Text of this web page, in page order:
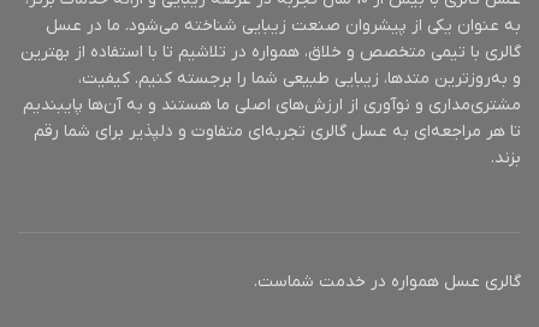
به عنوان یکی از پیشروان صنعت زیبایی شناخته می‌شود. ما در عسل
گالری با تیمی متخصص و خلاق، همواره در تلاشیم تا با استفاده از بهترین
و به‌روزترین متدها، زیبایی طبیعی شما را برجسته کنیم. کیفیت،
مشتری‌مداری و نوآوری از ارزش‌های اصلی ما هستند و به آن‌ها پایبندیم
تا هر مراجعه‌ای به عسل گالری تجربه‌ای متفاوت و دلپذیر برای شما رقم
بزند.
گالری عسل همواره در خدمت شماست.